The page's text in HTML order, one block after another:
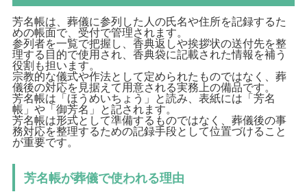
芳名帳は、葬儀に参列した人の氏名や住所を記録するた
めの帳面で、受付で管理されます。
参列者を一覧で把握し、香典返しや挨拶状の送付先を整
理する目的で使用され、香典袋に記載された情報を補う
役割も担います。
宗教的な儀式や作法として定められたものではなく、葬
儀後の対応を見据えて用意される実務上の備品です。
芳名帳は「ほうめいちょう」と読み、表紙には「芳名
帳」や「御芳名」と記されます。
芳名帳は形式として準備するものではなく、葬儀後の事
務対応を整理するための記録手段として位置づけること
が重要です。
芳名帳が葬儀で使われる理由